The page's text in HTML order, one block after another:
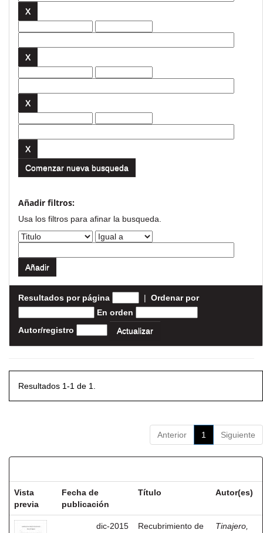
Comenzar nueva busqueda
Añadir filtros:
Usa los filtros para afinar la busqueda.
Resultados por página | Ordenar por
En orden
Autor/registro
Resultados 1-1 de 1.
Anterior 1 Siguiente
Vista
previa
Fecha de
publicación
Título Autor(es)
dic-2015
Recubrimiento de
Tinajero,